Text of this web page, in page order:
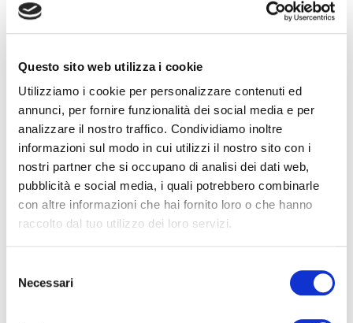
Questo sito web utilizza i cookie
Utilizziamo i cookie per personalizzare contenuti ed
annunci, per fornire funzionalità dei social media e per
analizzare il nostro traffico. Condividiamo inoltre
informazioni sul modo in cui utilizzi il nostro sito con i
nostri partner che si occupano di analisi dei dati web,
pubblicità e social media, i quali potrebbero combinarle
con altre informazioni che hai fornito loro o che hanno
raccolto dal tuo utilizzo dei loro servizi.
delNecessari
Du 10 au 13 octobre, Magniflex Japan a organisé “The Garden of
LIRE
du sommeil, de l’innovation et du design italien
Le samedi 27 septembre, Magniflex République Tchèque a